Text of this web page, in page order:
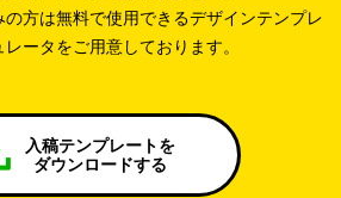
方は無料で使用できるデザインテンプレ
ータをご用意しております。
入稿テンプレートを
ダウンロードする